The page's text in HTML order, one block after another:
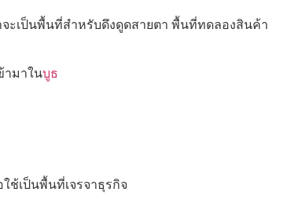
ะเป็นพื้นที่สำหรับดึงดูดสายตา พื้นที่ทดลองสินค้า
ามาในบูธ
ช้เป็นพื้นที่เจรจาธุรกิจ